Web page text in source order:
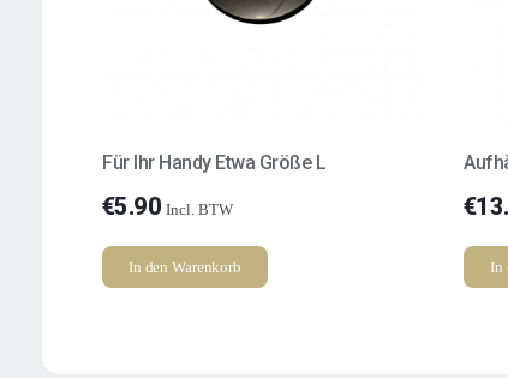
Für Ihr Handy Etwa Größe L
€5.90 Incl. BTW
In den Warenkorb
€
In